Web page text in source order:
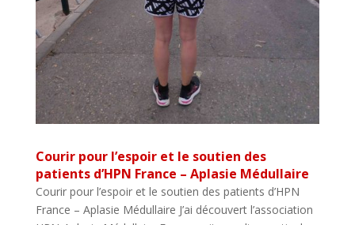
Courir pour l’espoir et le soutien des
patients d’HPN France – Aplasie Médullaire
Courir pour l’espoir et le soutien des patients d’HPN
France – Aplasie Médullaire J’ai découvert l’association